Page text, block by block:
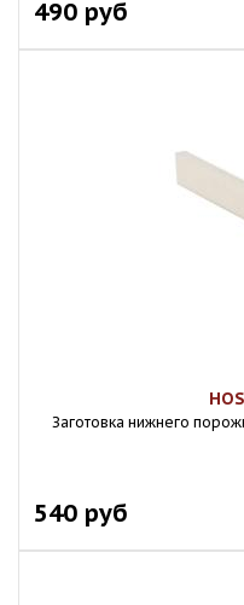
490 руб
Заготовка нижнего
540 руб